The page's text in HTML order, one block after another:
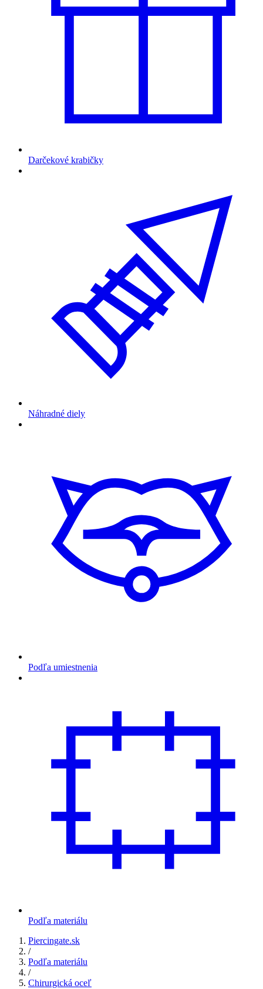
Darčekové krabičky
Náhradné diely
Podľa umiestnenia
Podľa materiálu
Piercingate.sk
/
Podľa materiálu
/
Chirurgická oceľ